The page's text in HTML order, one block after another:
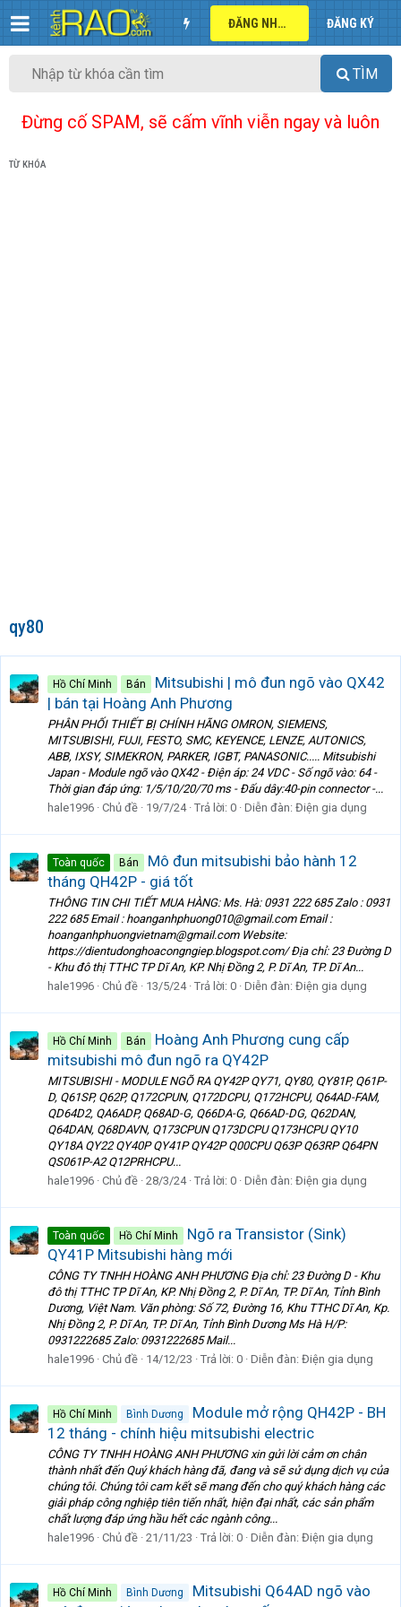
ĐĂNG NHẬP ĐĂNG KÝ
TÌM
Đừng cố SPAM, sẽ cấm vĩnh viễn ngay và luôn
TỪ KHÓA
qy80
Hồ Chí Minh Bán
Mitsubishi | mô đun ngõ vào QX42
| bán tại Hoàng Anh Phương
PHÂN PHỐI THIẾT BỊ CHÍNH HÃNG OMRON, SIEMENS,
MITSUBISHI, FUJI, FESTO, SMC, KEYENCE, LENZE, AUTONICS,
ABB, IXSY, SIMEKRON, PARKER, IGBT, PANASONIC..... Mitsubishi
Japan - Module ngõ vào QX42 - Điện áp: 24 VDC - Số ngõ vào: 64 -
Thời gian đáp ứng: 1/5/10/20/70 ms - Đấu dây:40-pin connector -...
hale1996 Chủ đề 19/7/24 Trả lời: 0 Diễn đàn: Điện gia dụng
Toàn quốc Bán
Mô đun mitsubishi bảo hành 12
tháng QH42P - giá tốt
THÔNG TIN CHI TIẾT MUA HÀNG: Ms. Hà: 0931 222 685 Zalo : 0931
222 685 Email : hoanganhphuong010@gmail.com Email :
hoanganhphuongvietnam@gmail.com Website:
https://dientudonghoacongngiep.blogspot.com/ Địa chỉ: 23 Đường D
- Khu đô thị TTHC TP Dĩ An, KP. Nhị Đồng 2, P. Dĩ An, TP. Dĩ An...
hale1996 Chủ đề 13/5/24 Trả lời: 0 Diễn đàn: Điện gia dụng
Hồ Chí Minh Bán
Hoàng Anh Phương cung cấp
mitsubishi mô đun ngõ ra QY42P
MITSUBISHI - MODULE NGÕ RA QY42P QY71, QY80, QY81P, Q61P-
D, Q61SP, Q62P, Q172CPUN, Q172DCPU, Q172HCPU, Q64AD-FAM,
QD64D2, QA6ADP, Q68AD-G, Q66DA-G, Q66AD-DG, Q62DAN,
Q64DAN, Q68DAVN, Q173CPUN Q173DCPU Q173HCPU QY10
QY18A QY22 QY40P QY41P QY42P Q00CPU Q63P Q63RP Q64PN
QS061P-A2 Q12PRHCPU...
hale1996 Chủ đề 28/3/24 Trả lời: 0 Diễn đàn: Điện gia dụng
Toàn quốc Hồ Chí Minh
Ngõ ra Transistor (Sink)
QY41P Mitsubishi hàng mới
CÔNG TY TNHH HOÀNG ANH PHƯƠNG Địa chỉ: 23 Đường D - Khu
đô thị TTHC TP Dĩ An, KP. Nhị Đồng 2, P. Dĩ An, TP. Dĩ An, Tỉnh Bình
Dương, Việt Nam. Văn phòng: Số 72, Đường 16, Khu TTHC Dĩ An, Kp.
Nhị Đồng 2, P. Dĩ An, TP. Dĩ An, Tỉnh Bình Dương Ms Hà H/P:
0931222685 Zalo: 0931222685 Mail...
hale1996 Chủ đề 14/12/23 Trả lời: 0 Diễn đàn: Điện gia dụng
Hồ Chí Minh Bình Dương
Module mở rộng QH42P - BH
12 tháng - chính hiệu mitsubishi electric
CÔNG TY TNHH HOÀNG ANH PHƯƠNG xin gửi lời cảm ơn chân
thành nhất đến Quý khách hàng đã, đang và sẽ sử dụng dịch vụ của
chúng tôi. Chúng tôi cam kết sẽ mang đến cho quý khách hàng các
giải pháp công nghiệp tiên tiến nhất, hiện đại nhất, các sản phẩm
chất lượng đáp ứng hầu hết các ngành công...
hale1996 Chủ đề 21/11/23 Trả lời: 0 Diễn đàn: Điện gia dụng
Hồ Chí Minh Bình Dương
Mitsubishi Q64AD ngõ vào